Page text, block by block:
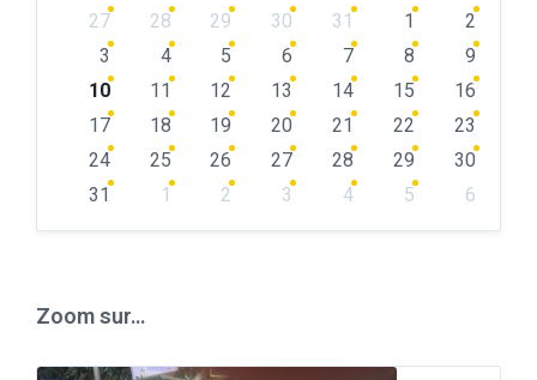
Skip
calendar
27 28 29 30 31 1
2
3
4 5 6 7 8
9
10
11 12 13 14 15
16
17
18 19 20 21 22
23
24
25 26 27 28 29
30
31
1 2 3 4 5
6
Zoom sur…